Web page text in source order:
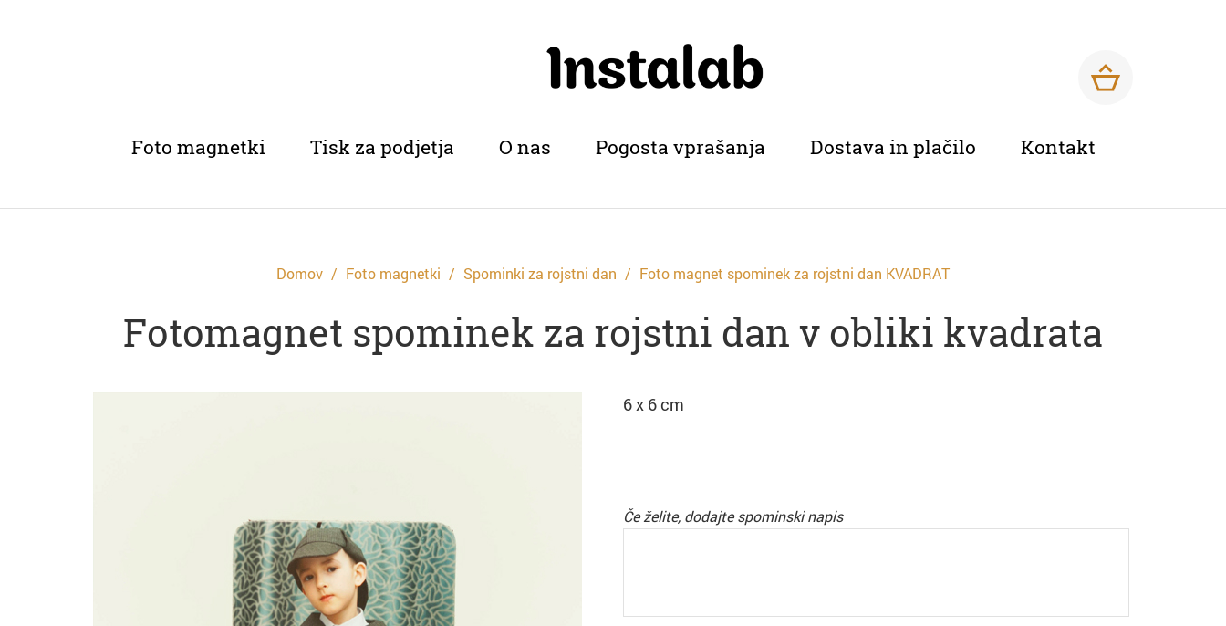
Foto magnetki Tisk za podjetja O nas Pogosta vprašanja Dostava in plačilo Kontakt
Domov Foto magnetki Spominki za rojstni dan Foto magnet spominek za rojstni dan KVADRAT
Fotomagnet spominek za rojstni dan v obliki kvadrata
6 x 6 cm
Če želite, dodajte spominski napis